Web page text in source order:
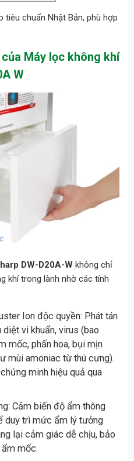
chuẩn Nhật Bản, phù hợp
Máy lọc không khí
W
DW-D20A-Wkhông chỉ
khí trong lành nhờ các tính
Ion độc quyền: Phát tán
vi khuẩn, virus (bao
mốc, phấn hoa, bụi mịn
mùi amoniac từ thú cưng).
minh hiệu quả qua
Cảm biến độ ẩm thông
duy trì mức ẩm lý tưởng
lại cảm giác dễ chịu, bảo
mốc.